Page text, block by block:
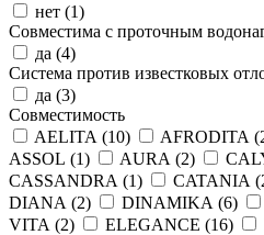
нет (1)
Совместима с проточным
да (4)
Система против известковых
да (3)
Совместимость
AELITA (10) AFRODITA (
ASSOL (1) AURA (2)
CASSANDRA (1) CATANIA (
DIANA (2) DINAMIKA (6)
VITA (2) ELEGANCE (16)